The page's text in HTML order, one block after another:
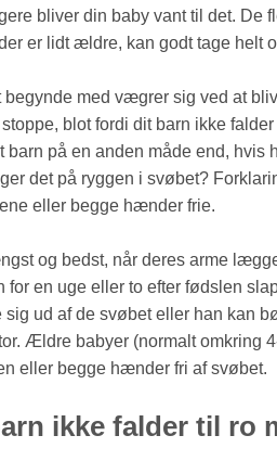
bliver din baby vant til det. De
er lidt ældre, kan godt tage helt
med vægrer sig ved at
blot fordi dit barn ikke
på en anden måde end,
det på ryggen i svøbet?
eller begge hænder frie.
og bedst, når deres arme
for en uge eller to efter fødslen
sig ud af de svøbet eller han kan
Ældre babyer (normalt omkring
eller begge hænder fri af svøbet.
ikke falder til ro